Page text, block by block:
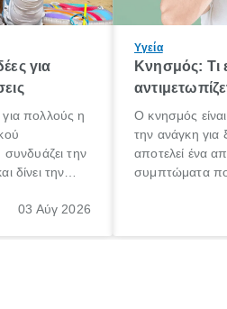
για
πολλούς η
συνδυάζει την
δίνει την
μέρες
03 Αύγ 2026
Υγεία
Κνησμός: Τι
Ο κνησμός
την ανάγκη για
αποτελεί ένα
συμπτώματα
πληροφορίες